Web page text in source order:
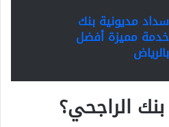
سداد مديونية بنك
مميزة أفضل
الراجحي؟